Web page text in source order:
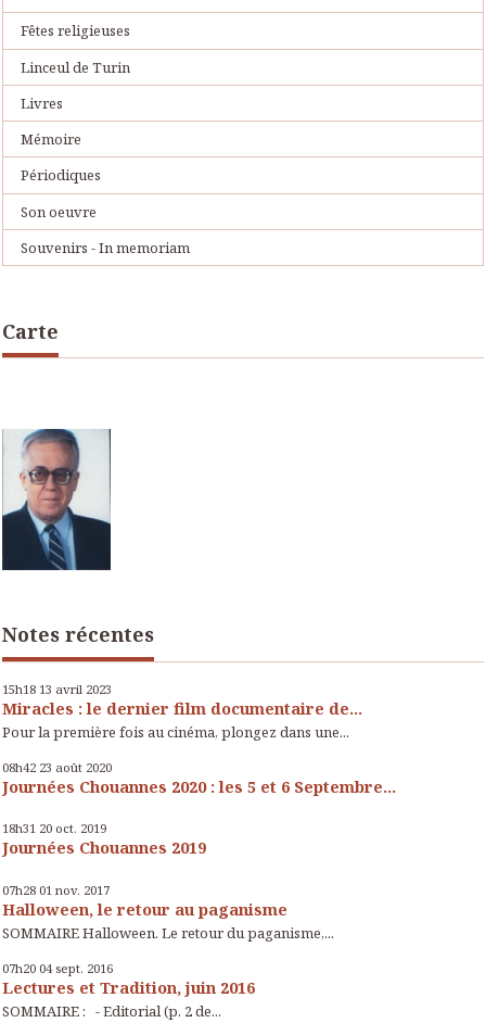
Fêtes religieuses
Linceul de Turin
Livres
Mémoire
Périodiques
Son oeuvre
Souvenirs - In memoriam
Carte
Notes récentes
15h18 13 avril 2023
Miracles : le dernier film documentaire de...
Pour la première fois au cinéma, plongez dans une...
08h42 23 août 2020
Journées Chouannes 2020 : les 5 et 6 Septembre...
18h31 20 oct. 2019
Journées Chouannes 2019
07h28 01 nov. 2017
Halloween, le retour au paganisme
SOMMAIRE Halloween. Le retour du paganisme,...
07h20 04 sept. 2016
Lectures et Tradition, juin 2016
SOMMAIRE : - Editorial (p. 2 de...